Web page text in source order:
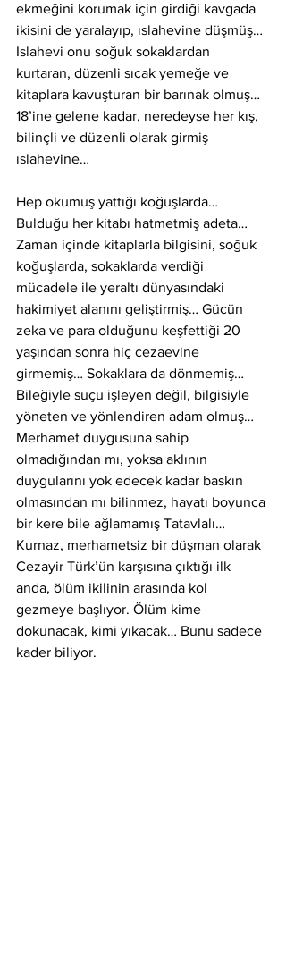
ekmeğini korumak için girdiği kavgada
ikisini de yaralayıp, ıslahevine düşmüş…
Islahevi onu soğuk sokaklardan
kurtaran, düzenli sıcak yemeğe ve
kitaplara kavuşturan bir barınak olmuş…
18’ine gelene kadar, neredeyse her kış,
bilinçli ve düzenli olarak girmiş
ıslahevine…
Hep okumuş yattığı koğuşlarda…
Bulduğu her kitabı hatmetmiş adeta…
Zaman içinde kitaplarla bilgisini, soğuk
koğuşlarda, sokaklarda verdiği
mücadele ile yeraltı dünyasındaki
hakimiyet alanını geliştirmiş… Gücün
zeka ve para olduğunu keşfettiği 20
yaşından sonra hiç cezaevine
girmemiş… Sokaklara da dönmemiş…
Bileğiyle suçu işleyen değil, bilgisiyle
yöneten ve yönlendiren adam olmuş…
Merhamet duygusuna sahip
olmadığından mı, yoksa aklının
duygularını yok edecek kadar baskın
olmasından mı bilinmez, hayatı boyunca
bir kere bile ağlamamış Tatavlalı…
Kurnaz, merhametsiz bir düşman olarak
Cezayir Türk’ün karşısına çıktığı ilk
anda, ölüm ikilinin arasında kol
gezmeye başlıyor. Ölüm kime
dokunacak, kimi yıkacak… Bunu sadece
kader biliyor.